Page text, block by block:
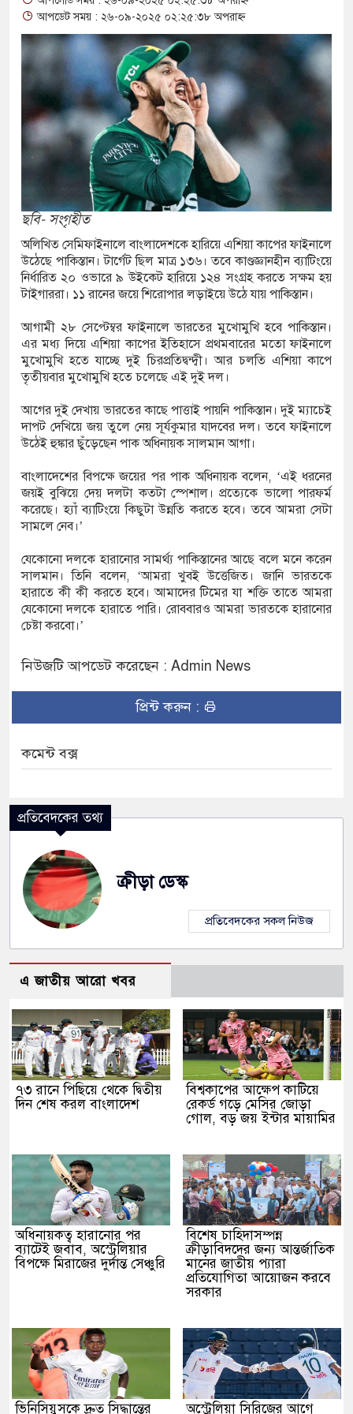
গ্রেপ্তার
গড়ে তুলতে
বিজয় মিছিল
৬
কারবারি
মানববন্ধন
ক্ষোভ
১১ লাখ মানুষ
আপডেট সময় : ২৬-০৯-২০২৫ ০২:২৫:৩৮ অপরাহ্ন
ছবি- সংগৃহীত
অলিখিত সেমিফাইনালে বাংলাদেশকে হারিয়ে এশিয়া কাপের ফাইনালে
উঠেছে পাকিস্তান। টার্গেট ছিল মাত্র ১৩৬। তবে কাণ্ডজ্ঞানহীন ব্যাটিংয়ে
নির্ধারিত ২০ ওভারে ৯ উইকেট হারিয়ে ১২৪ সংগ্রহ করতে সক্ষম হয়
টাইগাররা। ১১ রানের জয়ে শিরোপার লড়াইয়ে উঠে যায় পাকিস্তান।
আগামী ২৮ সেপ্টেম্বর ফাইনালে ভারতের মুখোমুখি হবে পাকিস্তান।
এর মধ্য দিয়ে এশিয়া কাপের ইতিহাসে প্রথমবারের মতো ফাইনালে
মুখোমুখি হতে যাচ্ছে দুই চিরপ্রতিদ্বন্দ্বী। আর চলতি এশিয়া কাপে
তৃতীয়বার মুখোমুখি হতে চলেছে এই দুই দল।
আগের দুই দেখায় ভারতের কাছে পাত্তাই পায়নি পাকিস্তান। দুই ম্যাচেই
দাপট দেখিয়ে জয় তুলে নেয় সূর্যকুমার যাদবের দল। তবে ফাইনালে
উঠেই হুঙ্কার ছুঁড়েছেন পাক অধিনায়ক সালমান আগা।
বাংলাদেশের বিপক্ষে জয়ের পর পাক অধিনায়ক বলেন, ‘এই ধরনের
জয়ই বুঝিয়ে দেয় দলটা কতটা স্পেশাল। প্রত্যেকে ভালো পারফর্ম
করেছে। হ্যাঁ ব্যাটিংয়ে কিছুটা উন্নতি করতে হবে। তবে আমরা সেটা
সামলে নেব।’
যেকোনো দলকে হারানোর সামর্থ্য পাকিস্তানের আছে বলে মনে করেন
সালমান। তিনি বলেন, ‘আমরা খুবই উত্তেজিত। জানি ভারতকে
হারাতে কী কী করতে হবে। আমাদের টিমের যা শক্তি তাতে আমরা
যেকোনো দলকে হারাতে পারি। রোববারও আমরা ভারতকে হারানোর
চেষ্টা করবো।’
নিউজটি আপডেট করেছেন : Admin News
প্রিন্ট করুন :
কমেন্ট বক্স
প্রতিবেদকের তথ্য
ক্রীড়া ডেস্ক
প্রতিবেদকের সকল নিউজ
এ জাতীয় আরো খবর
৭৩ রানে পিছিয়ে থেকে দ্বিতীয়
দিন শেষ করল বাংলাদেশ
বিশ্বকাপের আক্ষেপ কাটিয়ে
রেকর্ড গড়ে মেসির জোড়া
গোল, বড় জয় ইন্টার মায়ামির
অধিনায়কত্ব হারানোর পর
ব্যাটেই জবাব, অস্ট্রেলিয়ার
বিপক্ষে মিরাজের দুর্দান্ত সেঞ্চুরি
বিশেষ চাহিদাসম্পন্ন
ক্রীড়াবিদদের জন্য আন্তর্জাতিক
মানের জাতীয় প্যারা
প্রতিযোগিতা আয়োজন করবে
সরকার
ভিনিসিয়ুসকে দ্রুত সিদ্ধান্তের অস্ট্রেলিয়া সিরিজের আগে